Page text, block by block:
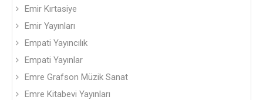
Emir Kırtasiye
Emir Yayınları
Empati Yayıncılık
Empati Yayınlar
Emre Grafson Müzik Sanat
Emre Kitabevi Yayınları